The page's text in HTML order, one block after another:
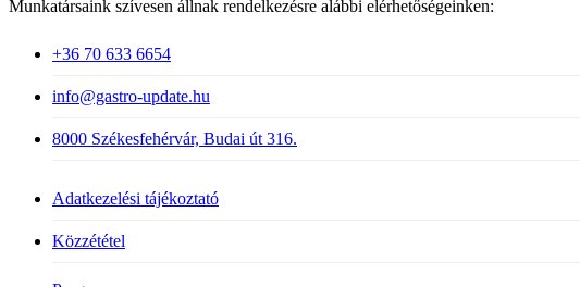
Munkatársaink szívesen állnak rendelkezésre alábbi elérhetőségeinken:
+36 70 633 6654
info@gastro-update.hu
8000 Székesfehérvár, Budai út 316.
Adatkezelési tájékoztató
Közzététel